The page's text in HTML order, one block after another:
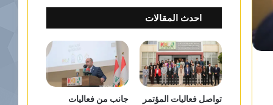
احدث المقالات
تواصل فعاليات المؤتمر
جانب من فعاليات